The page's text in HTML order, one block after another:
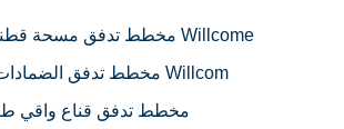
مخطط تدفق مسحة قطنية طبية من Willcome
مخطط تدفق الضمادات الطبية من Willcom
مخطط تدفق قناع واقي